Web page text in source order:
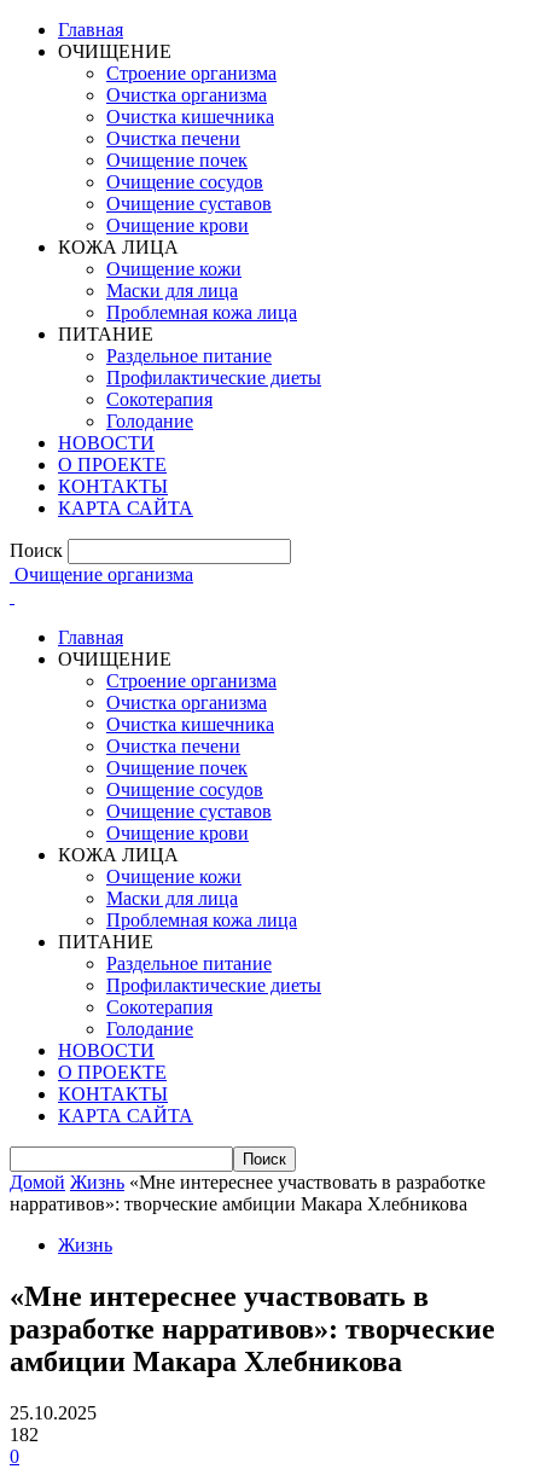
Главная
ОЧИЩЕНИЕ
Строение организма
Очистка организма
Очистка кишечника
Очистка печени
Очищение почек
Очищение сосудов
Очищение суставов
Очищение крови
КОЖА ЛИЦА
Очищение кожи
Маски для лица
Проблемная кожа лица
ПИТАНИЕ
Раздельное питание
Профилактические диеты
Сокотерапия
Голодание
НОВОСТИ
О ПРОЕКТЕ
КОНТАКТЫ
КАРТА САЙТА
Поиск
Очищение организма
Главная
ОЧИЩЕНИЕ
Строение организма
Очистка организма
Очистка кишечника
Очистка печени
Очищение почек
Очищение сосудов
Очищение суставов
Очищение крови
КОЖА ЛИЦА
Очищение кожи
Маски для лица
Проблемная кожа лица
ПИТАНИЕ
Раздельное питание
Профилактические диеты
Сокотерапия
Голодание
НОВОСТИ
О ПРОЕКТЕ
КОНТАКТЫ
КАРТА САЙТА
Домой Жизнь «Мне интереснее участвовать в разработке
нарративов»: творческие амбиции Макара Хлебникова
Жизнь
«Мне интереснее участвовать в
разработке нарративов»: творческие
амбиции Макара Хлебникова
25.10.2025
182
0